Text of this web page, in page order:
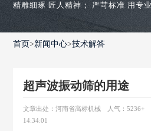
精雕细琢 匠人精神； 严苛标准 用专
首页>新闻中心>技术解答
超声波振动筛的用途
文章出处：河南省高标机械 人气：5236+
14:34:01